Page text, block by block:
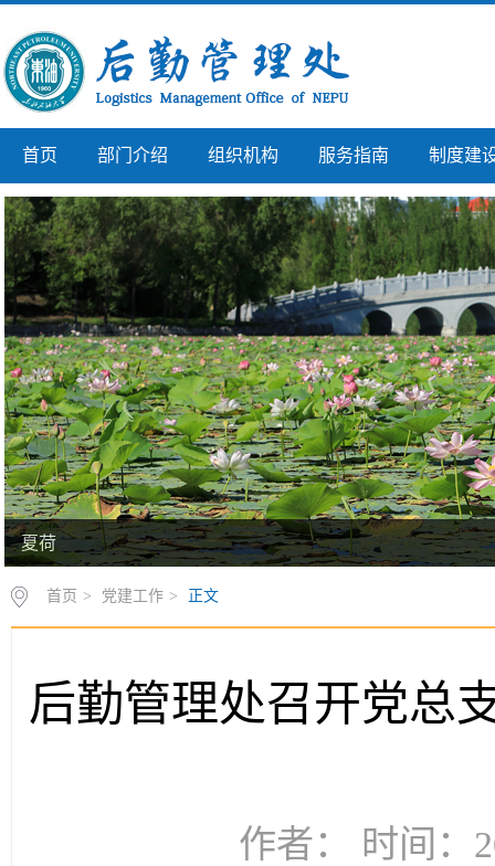
首页 部门介绍 组织机构 服务指南 制度建
夏荷
首页 > 党建工作 > 正文
后勤管理处召开党总
作者： 时间：